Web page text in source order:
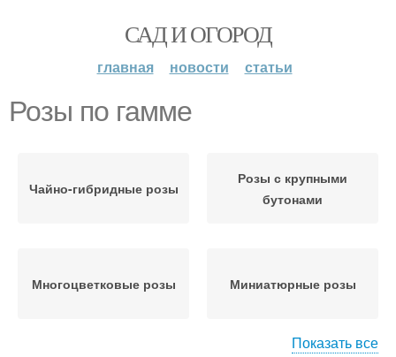
САД И ОГОРОД
главная новости статьи
Розы по гамме
Чайно-гибридные розы
Розы с крупными
бутонами
Многоцветковые розы Миниатюрные розы
Показать все